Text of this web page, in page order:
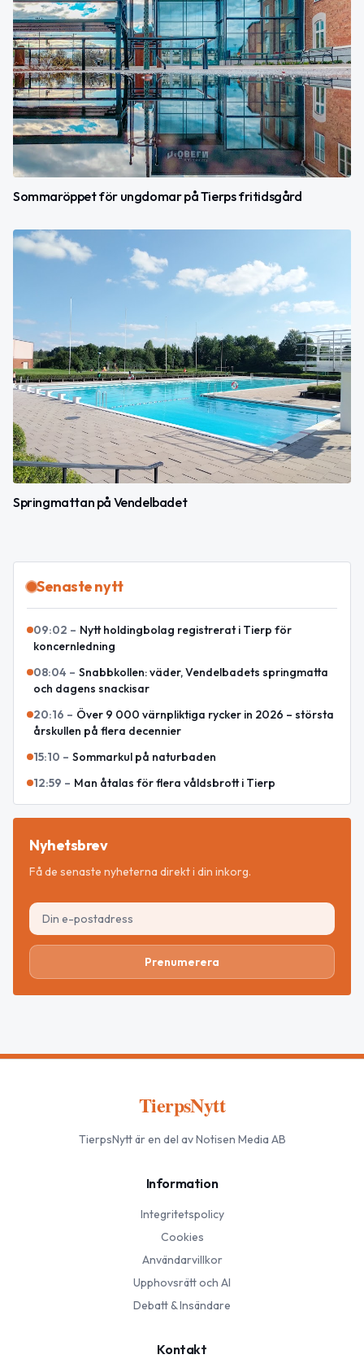
Sommaröppet för ungdomar på Tierps fritidsgård
Springmattan på Vendelbadet
Senaste nytt
09:02 – Nytt holdingbolag registrerat i Tierp för
koncernledning
08:04 – Snabbkollen: väder, Vendelbadets springmatta
och dagens snackisar
20:16 – Över 9 000 värnpliktiga rycker in 2026 – största
årskullen på flera decennier
15:10 – Sommarkul på naturbaden
12:59 – Man åtalas för flera våldsbrott i Tierp
Nyhetsbrev
Få de senaste nyheterna direkt i din inkorg.
Prenumerera
TierpsNytt
TierpsNyttär en del av Notisen Media AB
Information
Integritetspolicy
Cookies
Användarvillkor
Upphovsrätt och AI
Debatt & Insändare
Kontakt